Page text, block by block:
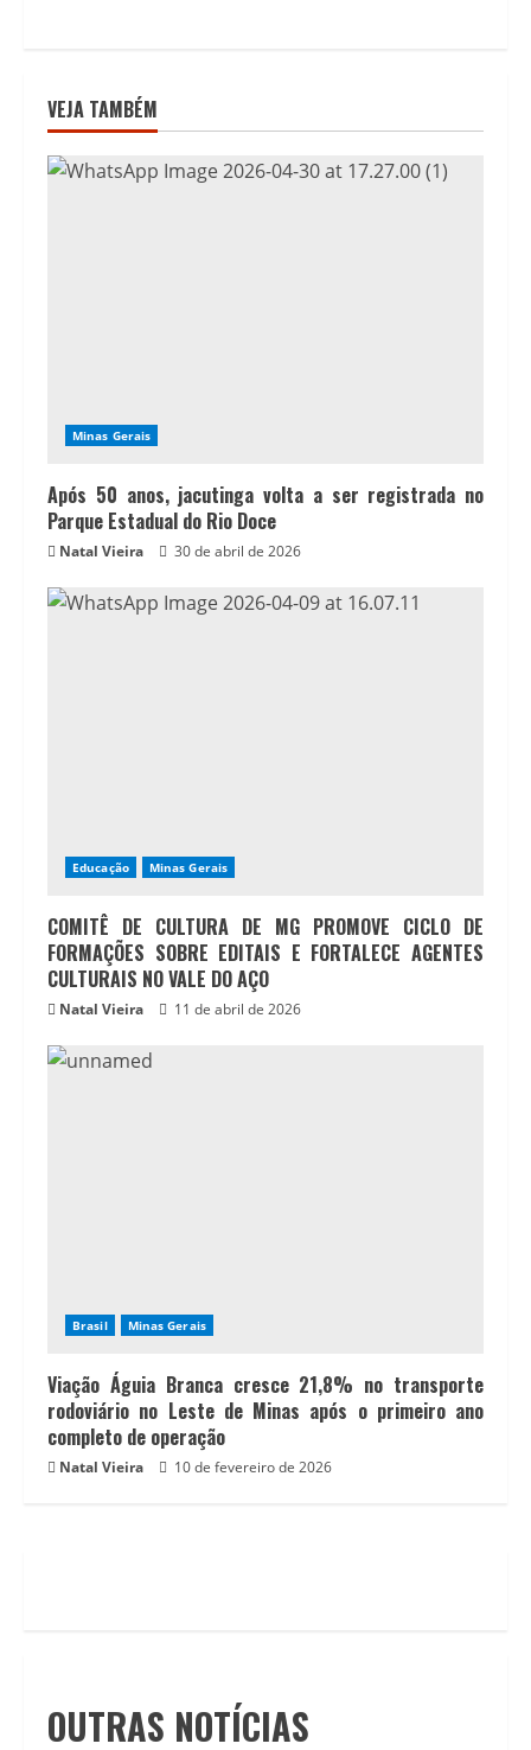
VEJA TAMBÉM
Minas Gerais
Após 50 anos, jacutinga volta a ser registrada no
Parque Estadual do Rio Doce
Natal Vieira 30 de abril de 2026
Educação Minas Gerais
COMITÊ DE CULTURA DE MG PROMOVE CICLO DE
FORMAÇÕES SOBRE EDITAIS E FORTALECE AGENTES
CULTURAIS NO VALE DO AÇO
Natal Vieira 11 de abril de 2026
Brasil Minas Gerais
Viação Águia Branca cresce 21,8% no transporte
rodoviário no Leste de Minas após o primeiro ano
completo de operação
Natal Vieira 10 de fevereiro de 2026
OUTRAS NOTÍCIAS